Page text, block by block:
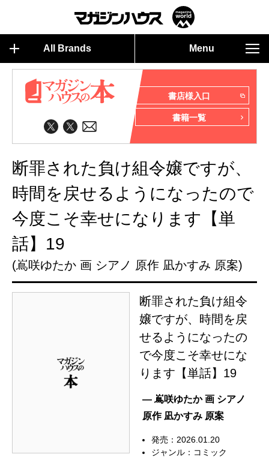
All Brands Menu
書店様入口
書籍一覧
断罪された負け組令嬢ですが、
時間を戻せるようになったので
今度こそ幸せになります【単
話】19
(嶌咲ゆたか 画 シアノ 原作 凪かすみ 原案)
断罪された負け組令
嬢ですが、時間を戻
せるようになったの
で今度こそ幸せにな
ります【単話】19
— 嶌咲ゆたか 画 シアノ
原作 凪かすみ 原案
発売：2026.01.20
ジャンル： コミック